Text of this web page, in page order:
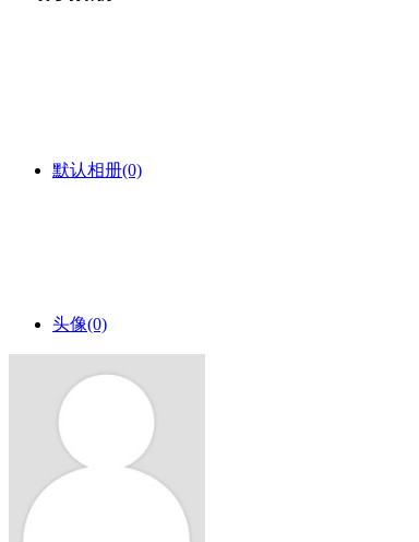
默认相册(0)
头像(0)